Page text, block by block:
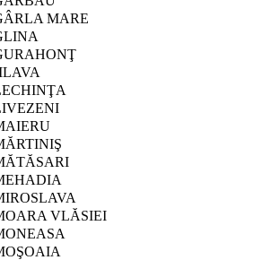
MARE
VLĂSIEI